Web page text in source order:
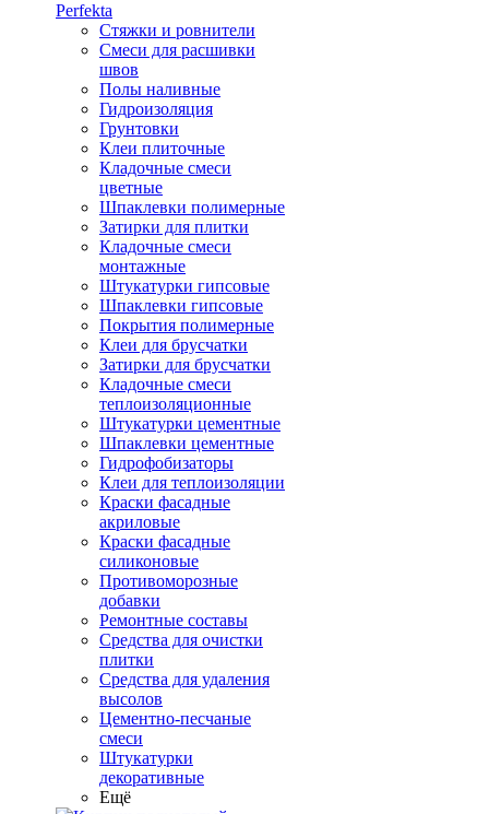
Perfekta
Стяжки и ровнители
Смеси для расшивки
швов
Полы наливные
Гидроизоляция
Грунтовки
Клеи плиточные
Кладочные смеси
цветные
Шпаклевки полимерные
Затирки для плитки
Кладочные смеси
монтажные
Штукатурки гипсовые
Шпаклевки гипсовые
Покрытия полимерные
Клеи для брусчатки
Затирки для брусчатки
Кладочные смеси
теплоизоляционные
Штукатурки цементные
Шпаклевки цементные
Гидрофобизаторы
Клеи для теплоизоляции
Краски фасадные
акриловые
Краски фасадные
силиконовые
Противоморозные
добавки
Ремонтные составы
Средства для очистки
плитки
Средства для удаления
высолов
Цементно-песчаные
смеси
Штукатурки
декоративные
Ещё